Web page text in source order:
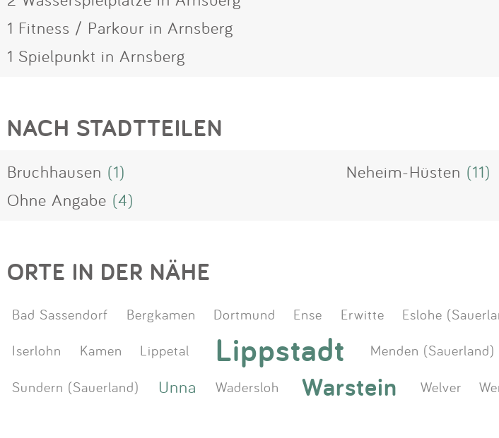
1 Fitness / Parkour in Arnsberg
1 Spielpunkt in Arnsberg
NACH STADTTEILEN
Bruchhausen (1) Neheim-Hüsten (11)
Ohne Angabe (4)
ORTE IN DER NÄHE
Bad Sassendorf Bergkamen Dortmund Ense Erwitte Eslohe
Iserlohn
Kamen Lippetal Lippstadt Menden (Sauerland)
Sundern (Sauerland) Unna Wadersloh Warstein Welver